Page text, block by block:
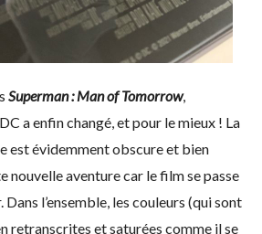
Superman : Man of Tomorrow,
a enfin changé, et pour le mieux ! La
est évidemment obscure et bien
nouvelle aventure car le film se passe
l’ensemble, les couleurs (qui sont
retranscrites et saturées comme il se